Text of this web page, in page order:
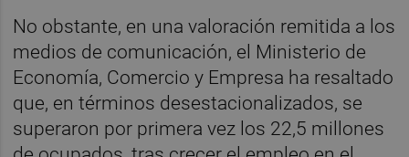
No obstante, en una valoración remitida a los
medios de comunicación, el Ministerio de
Economía, Comercio y Empresa ha resaltado
que, en términos desestacionalizados, se
superaron por primera vez los 22,5 millones